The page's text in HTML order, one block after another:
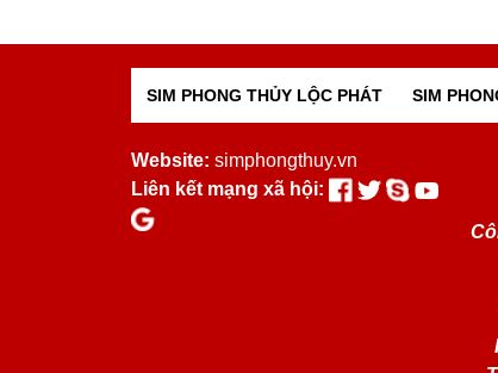
SIM PHONG THỦY LỘC PHÁT SIM
Website: simphongthuy.vn
Liên kết mạng xã hội: